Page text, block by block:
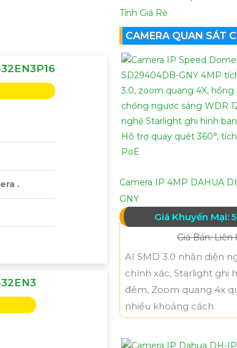
.
Tính Giá Rẻ
CAMERA QUAN SÁT
Camera IP 4MP DAHUA
GNY
Giá Khuyến Mại:
Giá Bán: Liên
AI SMD 3.0 nhận diện
chính xác, Starlight ghi
đêm, Zoom quang 4x
nhiều khoảng cách